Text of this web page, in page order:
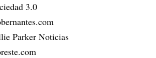
3.0
Parker Noticias